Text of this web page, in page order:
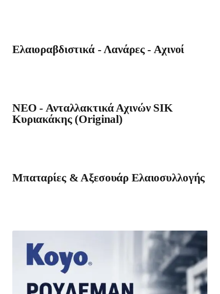
Ελαιοραβδιστικά - Λανάρες - Αχινοί
ΝΕΟ - Ανταλλακτικά Αχινών SIK
Κυριακάκης (Original)
Μπαταρίες & Αξεσουάρ Ελαιοσυλλογής